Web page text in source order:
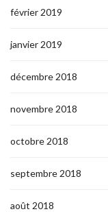
février 2019
janvier 2019
décembre 2018
novembre 2018
octobre 2018
septembre 2018
août 2018